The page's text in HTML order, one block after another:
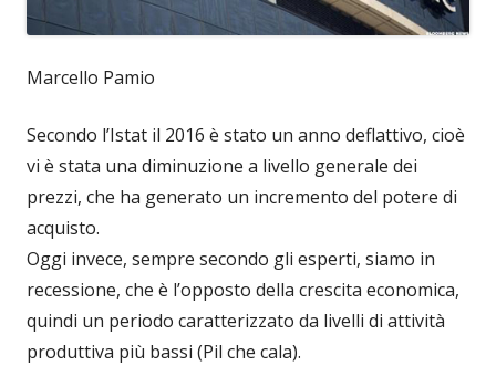
Marcello Pamio
Secondo l’Istat il 2016 è stato un anno deflattivo, cioè
vi è stata una diminuzione a livello generale dei
prezzi, che ha generato un incremento del potere di
acquisto.
Oggi invece, sempre secondo gli esperti, siamo in
recessione, che è l’opposto della crescita economica,
quindi un periodo caratterizzato da livelli di attività
produttiva più bassi (Pil che cala).